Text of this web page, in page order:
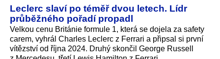
Leclerc slaví po téměř dvou letech. Lídr
průběžného pořadí propadl
Velkou cenu Británie formule 1, která se dojela za safety
carem, vyhrál Charles Leclerc z Ferrari a připsal si první
vítězství od října 2024. Druhý skončil George Russell